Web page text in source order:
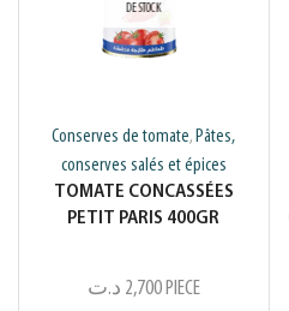
DE STOCK
Conserves de tomate, Pâtes,
conserves salés et épices
TOMATE CONCASSÉES
PETIT PARIS 400GR
2,700 د.ت PIECE